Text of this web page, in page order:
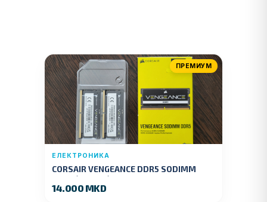
ПРЕМИУМ
ЕЛЕКТРОНИКА
CORSAIR VENGEANCE DDR5 SODIMM
32GB (2x16GB) DDR5 4800MT/s
14.000 MKD